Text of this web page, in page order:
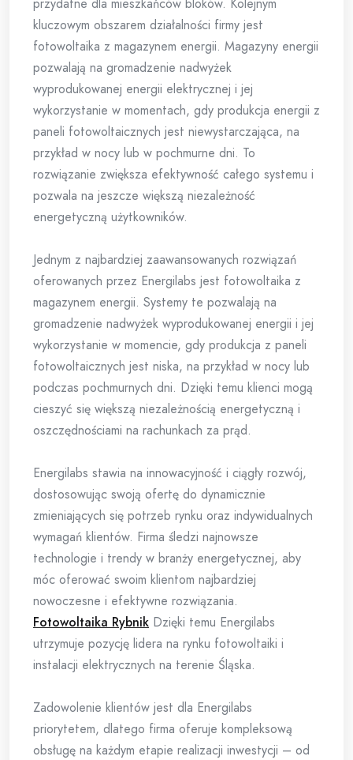
kluczowym obszarem działalności firmy jest
fotowoltaika z magazynem energii. Magazyny energii
pozwalają na gromadzenie nadwyżek
wyprodukowanej energii elektrycznej i jej
wykorzystanie w momentach, gdy produkcja energii z
paneli fotowoltaicznych jest niewystarczająca, na
przykład w nocy lub w pochmurne dni. To
rozwiązanie zwiększa efektywność całego systemu i
pozwala na jeszcze większą niezależność
energetyczną użytkowników.
Jednym z najbardziej zaawansowanych rozwiązań
oferowanych przez Energilabs jest fotowoltaika z
magazynem energii. Systemy te pozwalają na
gromadzenie nadwyżek wyprodukowanej energii i jej
wykorzystanie w momencie, gdy produkcja z paneli
fotowoltaicznych jest niska, na przykład w nocy lub
podczas pochmurnych dni. Dzięki temu klienci mogą
cieszyć się większą niezależnością energetyczną i
oszczędnościami na rachunkach za prąd.
Energilabs stawia na innowacyjność i ciągły rozwój,
dostosowując swoją ofertę do dynamicznie
zmieniających się potrzeb rynku oraz indywidualnych
wymagań klientów. Firma śledzi najnowsze
technologie i trendy w branży energetycznej, aby
móc oferować swoim klientom najbardziej
nowoczesne i efektywne rozwiązania.
Fotowoltaika Rybnik Dzięki temu Energilabs
utrzymuje pozycję lidera na rynku fotowoltaiki i
instalacji elektrycznych na terenie Śląska.
Zadowolenie klientów jest dla Energilabs
priorytetem, dlatego firma oferuje kompleksową
obsługę na każdym etapie realizacji inwestycji – od